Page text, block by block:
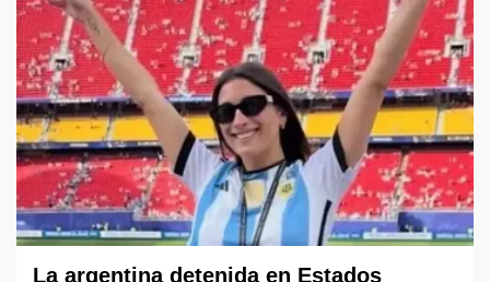
La argentina detenida en Estados